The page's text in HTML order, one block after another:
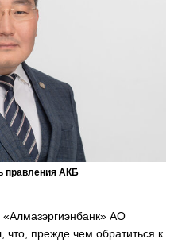
правления АКБ
АО
что, прежде чем обратиться к